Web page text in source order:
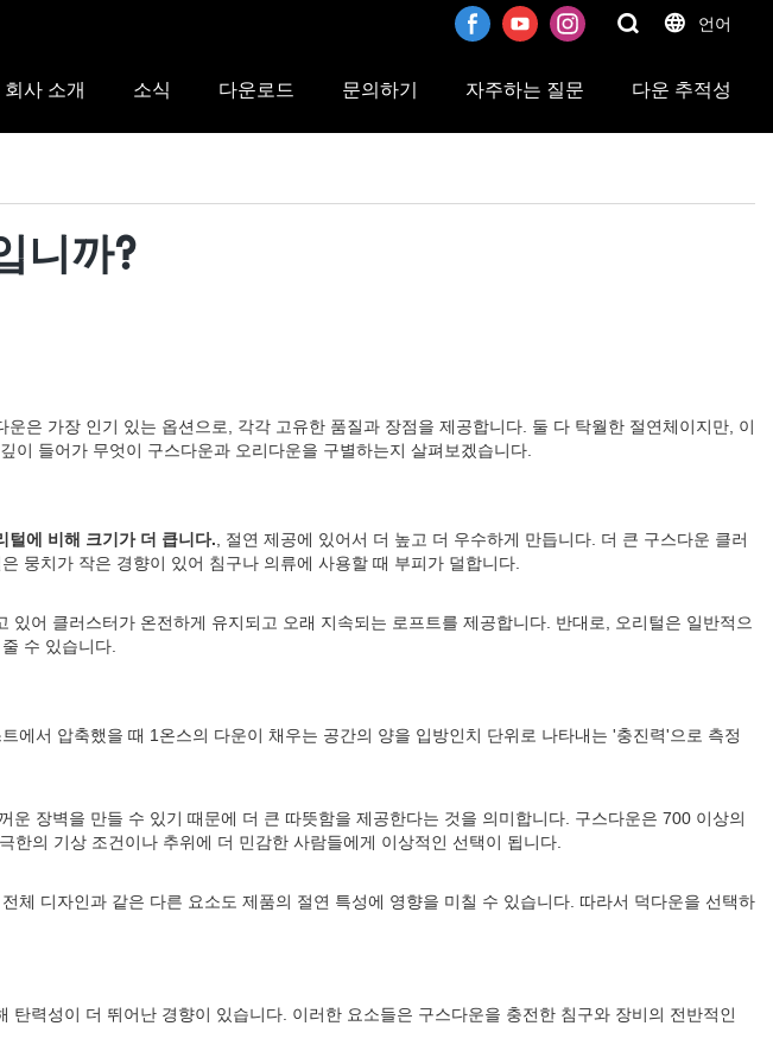
언어
회사 소개 소식 다운로드 문의하기 자주하는 질문 다운 추적성
니까?
은 가장 인기 있는 옵션으로, 각각 고유한 품질과 장점을 제공합니다. 둘 다 탁월한 절연체이지만, 이
들어가 무엇이 구스다운과 오리다운을 구별하는지 살펴보겠습니다.
털에 비해 크기가 더 큽니다. , 절연 제공에 있어서 더 높고 더 우수하게 만듭니다. 더 큰 구스다운 클러
뭉치가 작은 경향이 있어 침구나 의류에 사용할 때 부피가 덜합니다.
어 클러스터가 온전하게 유지되고 오래 지속되는 로프트를 제공합니다. 반대로, 오리털은 일반적으
수 있습니다.
서 압축했을 때 1온스의 다운이 채우는 공간의 양을 입방인치 단위로 나타내는 '충진력'으로 측정
운 장벽을 만들 수 있기 때문에 더 큰 따뜻함을 제공한다는 것을 의미합니다. 구스다운은 700 이상의
의 기상 조건이나 추위에 더 민감한 사람들에게 이상적인 선택이 됩니다.
디자인과 같은 다른 요소도 제품의 절연 특성에 영향을 미칠 수 있습니다. 따라서 덕다운을 선택하
력성이 더 뛰어난 경향이 있습니다. 이러한 요소들은 구스다운을 충전한 침구와 장비의 전반적인